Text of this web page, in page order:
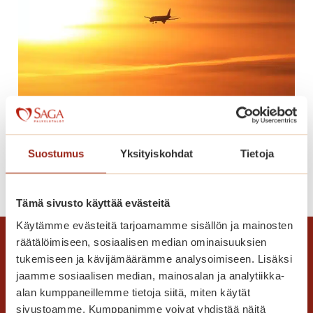
Suostumus Yksityiskohdat Tietoja
Tämä sivusto käyttää evästeitä
Käytämme evästeitä tarjoamamme sisällön ja mainosten
räätälöimiseen, sosiaalisen median ominaisuuksien
tukemiseen ja kävijämäärämme analysoimiseen. Lisäksi
jaamme sosiaalisen median, mainosalan ja analytiikka-
alan kumppaneillemme tietoja siitä, miten käytät
sivustoamme. Kumppanimme voivat yhdistää näitä
e
o
h
r
v
ä
t
m
u
i
Lomaonnea
Lue lisää
L
a
o
n
n
e